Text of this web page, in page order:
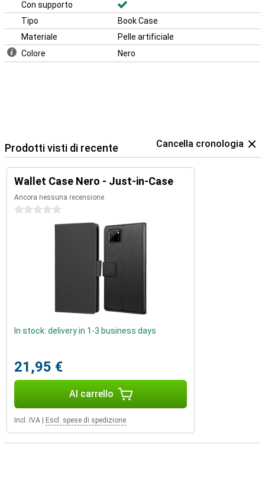
Con supporto
Tipo
Book Case
Materiale
Pelle artificiale
Colore
Nero
Prodotti visti di recente Cancella cronologia
Wallet Case Nero - Just-in-Case
Ancora nessuna recensione
0 stelle
In stock: delivery in 1-3 business days
21,95 €
Al carrello
Incl. IVA Escl. spese di spedizione